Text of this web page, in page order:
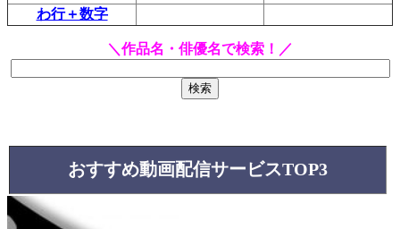
わ行＋数字
＼作品名・俳優名で検索！／
おすすめ動画配信サービスTOP3